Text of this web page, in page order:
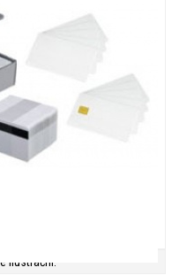
ilustrační.